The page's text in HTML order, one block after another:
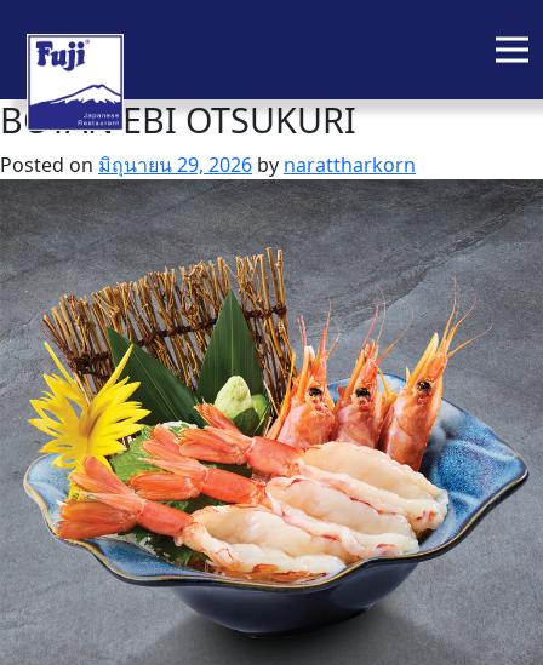
Skip
to
content
BOTAN EBI OTSUKURI
Posted on มิถุนายน 29, 2026 by narattharkorn